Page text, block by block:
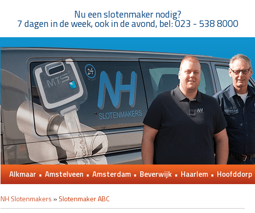
Nu een slotenmaker nodig?
7 dagen in de week, ook in de avond, bel: 023 - 538 8000
Alkmaar Amstelveen Amsterdam Beverwijk Haarlem Hoofddorp
NH Slotenmakers » Slotenmaker ABC